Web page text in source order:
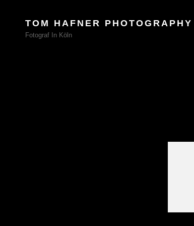
TOM HAFNER PHOTOGRAPHY
Fotograf In Köln